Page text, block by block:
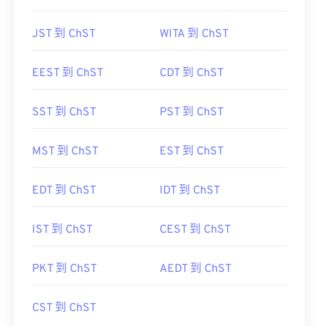
JST 到 ChST WITA 到 ChST
EEST 到 ChST CDT 到 ChST
SST 到 ChST PST 到 ChST
MST 到 ChST EST 到 ChST
EDT 到 ChST IDT 到 ChST
IST 到 ChST CEST 到 ChST
PKT 到 ChST AEDT 到 ChST
CST 到 ChST